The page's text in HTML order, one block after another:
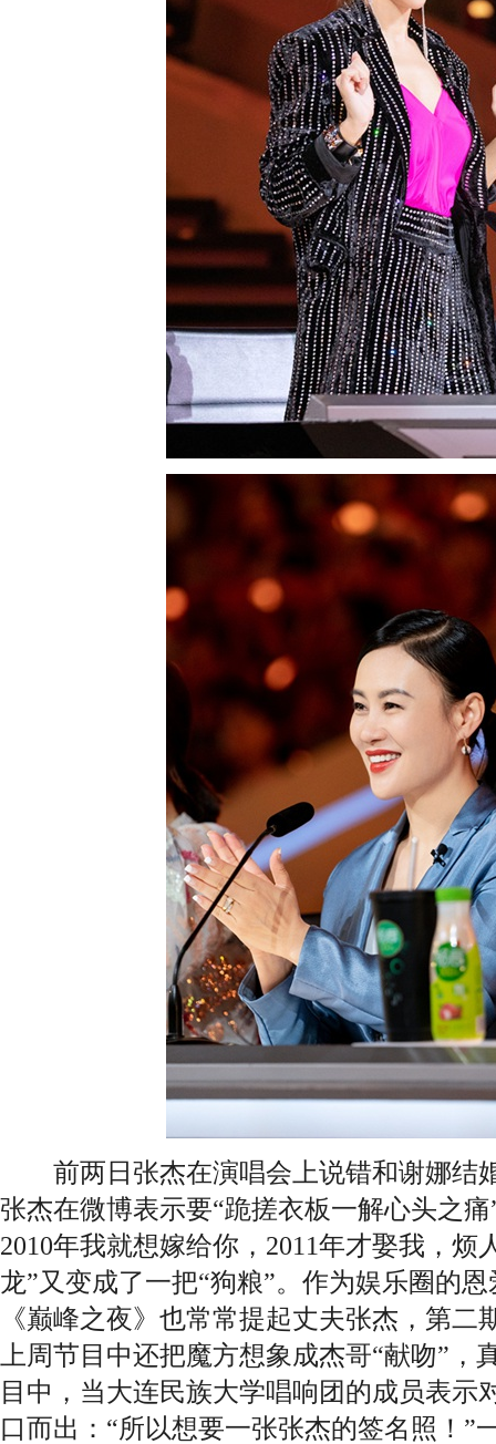
前两日张杰在演唱会上说错和谢娜结
张杰在微博表示要“跪搓衣板一解心头之
2010年我就想嫁给你，2011年才娶我，烦
龙”又变成了一把“狗粮”。作为娱乐圈的
《巅峰之夜》也常常提起丈夫张杰，第二
上周节目中还把魔方想象成杰哥“献吻”，
目中，当大连民族大学唱响团的成员表示
口而出：“所以想要一张张杰的签名照！”